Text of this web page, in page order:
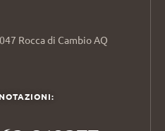
Rocca di Cambio AQ